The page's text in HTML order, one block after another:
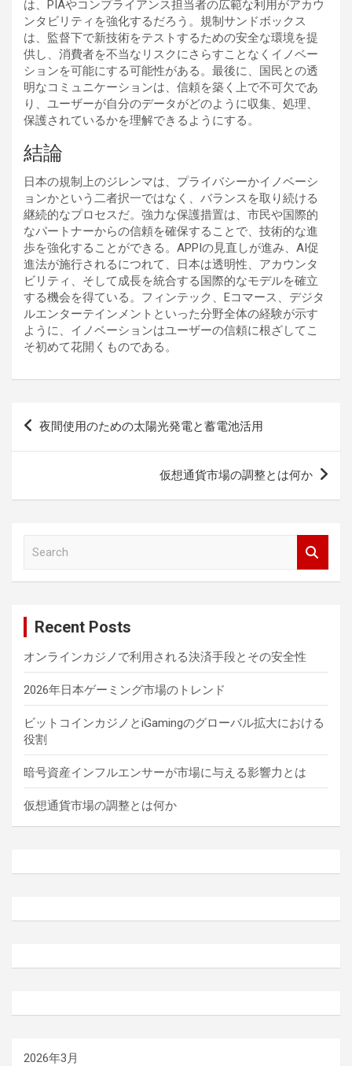
は、PIAやコンプライアンス担当者の広範な利用がアカウ
ンタビリティを強化するだろう。規制サンドボックス
は、監督下で新技術をテストするための安全な環境を提
供し、消費者を不当なリスクにさらすことなくイノベー
ションを可能にする可能性がある。最後に、国民との透
明なコミュニケーションは、信頼を築く上で不可欠であ
り、ユーザーが自分のデータがどのように収集、処理、
保護されているかを理解できるようにする。
結論
日本の規制上のジレンマは、プライバシーかイノベーシ
ョンかという二者択一ではなく、バランスを取り続ける
継続的なプロセスだ。強力な保護措置は、市民や国際的
なパートナーからの信頼を確保することで、技術的な進
歩を強化することができる。APPIの見直しが進み、AI促
進法が施行されるにつれて、日本は透明性、アカウンタ
ビリティ、そして成長を統合する国際的なモデルを確立
する機会を得ている。フィンテック、Eコマース、デジタ
ルエンターテインメントといった分野全体の経験が示す
ように、イノベーションはユーザーの信頼に根ざしてこ
そ初めて花開くものである。
投
ン
夜間使用のための太陽光発電と蓄電池活用
仮想通貨市場の調整とは何か
Recent Posts
オンラインカジノで利用される決済手段とその安全性
2026年日本ゲーミング市場のトレンド
ビットコインカジノとiGamingのグローバル拡大における
役割
暗号資産インフルエンサーが市場に与える影響力とは
仮想通貨市場の調整とは何か
2026年3月